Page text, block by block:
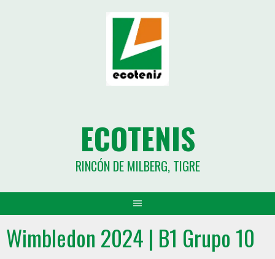
ECOTENIS
RINCÓN DE MILBERG, TIGRE
Wimbledon 2024 | B1 Grupo 10